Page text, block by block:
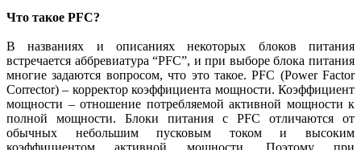
Что такое PFC?
В названиях и описаниях некоторых блоков питания
встречается аббревиатура “PFC”, и при выборе блока питания
многие задаются вопросом, что это такое. PFC (Power Factor
Corrector) – корректор коэффициента мощности. Коэффициент
мощности – отношение потребляемой активной мощности к
полной мощности. Блоки питания с PFC отличаются от
обычных небольшим пусковым током и высоким
коэффициентом активной мощности. Поэтому при